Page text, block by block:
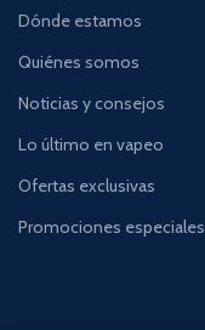
Dónde estamos
Quiénes somos
Noticias y consejos
Lo último en vapeo
Ofertas exclusivas
Promociones especiales